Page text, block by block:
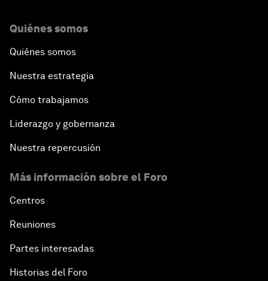
Quiénes somos
Quiénes somos
Nuestra estrategia
Cómo trabajamos
Liderazgo y gobernanza
Nuestra repercusión
Más información sobre el Foro
Centros
Reuniones
Partes interesadas
Historias del Foro